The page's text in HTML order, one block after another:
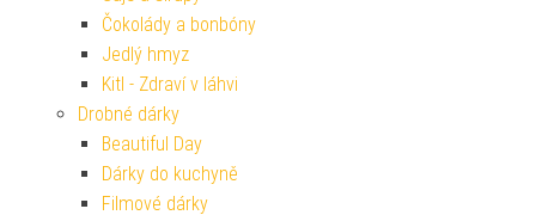
Čokolády a bonbóny
Jedlý hmyz
Kitl - Zdraví v láhvi
Drobné dárky
Beautiful Day
Dárky do kuchyně
Filmové dárky